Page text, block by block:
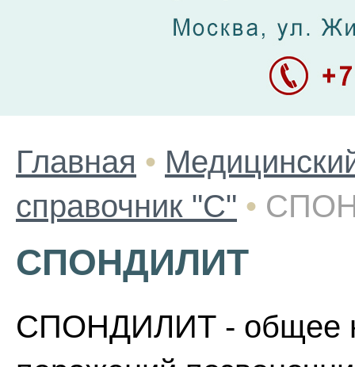
Главная •
справочник "С" •
СПОНДИЛИТ
СПОНДИЛИТ - общее